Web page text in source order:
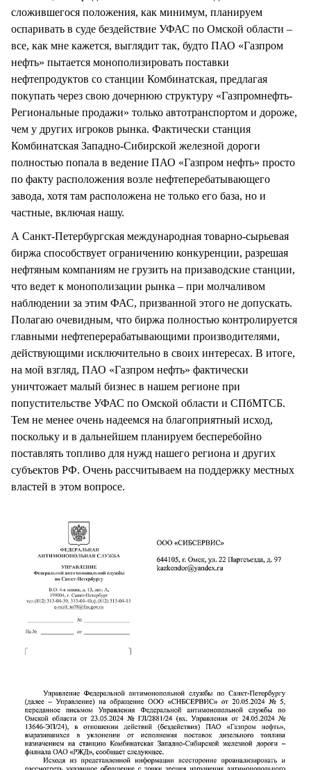
сложившегося положения, как минимум, планируем
оспаривать в суде бездействие УФАС по Омской области –
все, как мне кажется, выглядит так, будто ПАО «Газпром
нефть» пытается монополизировать поставки
нефтепродуктов со станции Комбинатская, предлагая
покупать через свою дочернюю структуру «Газпромнефть-
Региональные продажи» только автотранспортом и дороже,
чем у других игроков рынка. Фактически станция
Комбинатская Западно-Сибирской железной дороги
полностью попала в ведение ПАО «Газпром нефть» просто
по факту расположения возле нефтеперебатывающего
завода, хотя там расположена не только его база, но и
частные, включая нашу.
А Санкт-Петербургская международная товарно-сырьевая
биржа способствует ограничению конкуренции, разрешая
нефтяным компаниям не грузить на призаводские станции,
что ведет к монополизации рынка – при молчаливом
наблюдении за этим ФАС, призванной этого не допускать.
Полагаю очевидным, что биржа полностью контролируется
главными нефтеперерабатывающими производителями,
действующими исключительно в своих интересах. В итоге,
на мой взгляд, ПАО «Газпром нефть» фактически
уничтожает малый бизнес в нашем регионе при
попустительстве УФАС по Омской области и СПбМТСБ.
Тем не менее очень надеемся на благоприятный исход,
поскольку и в дальнейшем планируем бесперебойно
поставлять топливо для нужд нашего региона и других
субъектов РФ. Очень рассчитываем на поддержку местных
властей в этом вопросе.